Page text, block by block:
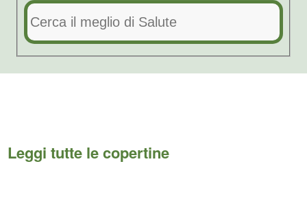
Leggi tutte le copertine